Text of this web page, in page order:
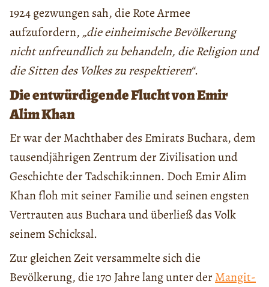
1924 gezwungen sah, die Rote Armee
aufzufordern, „die einheimische Bevölkerung
nicht unfreundlich zu behandeln, die Religion und
die Sitten des Volkes zu respektieren“.
Die entwürdigende Flucht von Emir
Alim Khan
Er war der Machthaber des Emirats Buchara, dem
tausendjährigen Zentrum der Zivilisation und
Geschichte der Tadschik:innen. Doch Emir Alim
Khan floh mit seiner Familie und seinen engsten
Vertrauten aus Buchara und überließ das Volk
seinem Schicksal.
Zur gleichen Zeit versammelte sich die
Bevölkerung, die 170 Jahre lang unter derMangit-